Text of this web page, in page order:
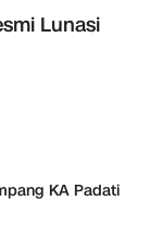
Lunasi
KA Padati